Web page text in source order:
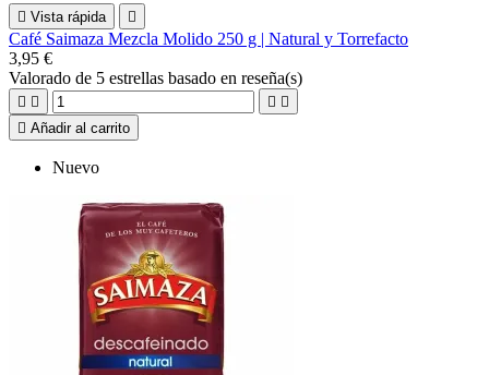
 Vista rápida 
Café Saimaza Mezcla Molido 250 g | Natural y Torrefacto
3,95 €
Valorado de 5 estrellas basado en reseña(s)
   
 Añadir al carrito
Nuevo